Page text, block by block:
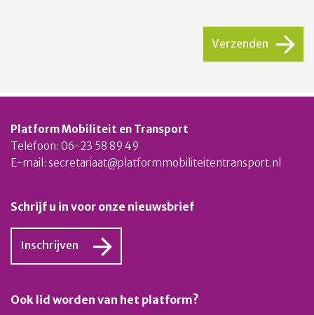
Verzenden
Platform Mobiliteit en Transport
Telefoon: 06-23 58 89 49
E-mail: secretariaat@platformmobiliteitentransport.nl
Schrijf u in voor onze nieuwsbrief
Inschrijven
Ook lid worden van het platform?